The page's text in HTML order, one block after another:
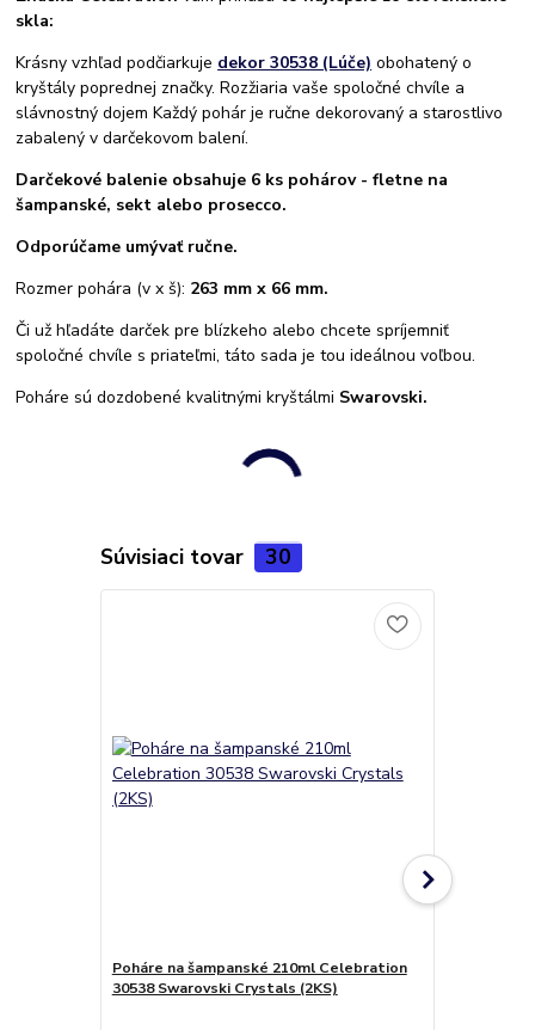
skla:
Krásny vzhľad podčiarkuje dekor 30538 (Lúče) obohatený o
kryštály poprednej značky. Rozžiaria vaše spoločné chvíle a
slávnostný dojem Každý pohár je ručne dekorovaný a starostlivo
zabalený v darčekovom balení.
Darčekové balenie obsahuje 6 ks pohárov - fletne na
šampanské, sekt alebo prosecco.
Odporúčame umývať ručne.
Rozmer pohára (v x š): 263 mm x 66 mm.
Či už hľadáte darček pre blízkeho alebo chcete spríjemniť
spoločné chvíle s priateľmi, táto sada je tou ideálnou voľbou.
Poháre sú dozdobené kvalitnými kryštálmi Swarovski.
Súvisiaci tovar 30
Poháre na šampanské 210ml Celebration
30538 Swarovski Crystals (2KS)